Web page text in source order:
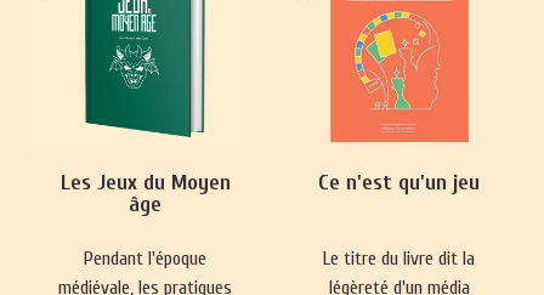
Les Jeux du Moyen
âge
Pendant l'époque
médiévale, les pratiques
Ce n'est qu'un jeu
Le titre du livre dit la
légèreté d'un média